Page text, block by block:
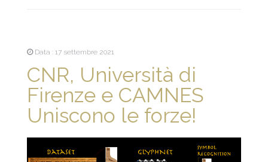
Data : 17 settembre 2021
CNR, Università di
Firenze e CAMNES
Uniscono le forze!